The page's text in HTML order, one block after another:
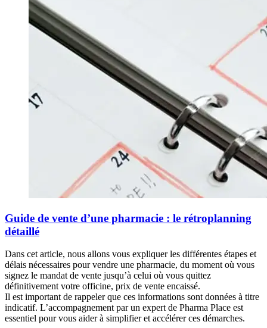
Guide de vente d’une pharmacie : le rétroplanning
détaillé
Dans cet article, nous allons vous expliquer les différentes étapes et
délais nécessaires pour vendre une pharmacie, du moment où vous
signez le mandat de vente jusqu’à celui où vous quittez
définitivement votre officine, prix de vente encaissé.
Il est important de rappeler que ces informations sont données à titre
indicatif. L’accompagnement par un expert de Pharma Place est
essentiel pour vous aider à simplifier et accélérer ces démarches.